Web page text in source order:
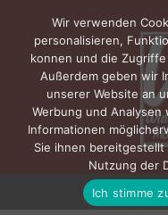
Wir verwenden
personalisieren,
konnen und die
Außerdem geben wir
unserer Website an
Werbung und
Informationen
Sie ihnen bereitgestellt
Nutzung der
Ich stimme